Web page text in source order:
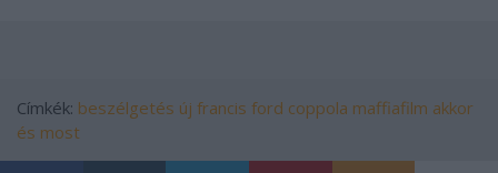
Címkék: beszélgetés új francis ford coppola maffiafilm akkor
és most